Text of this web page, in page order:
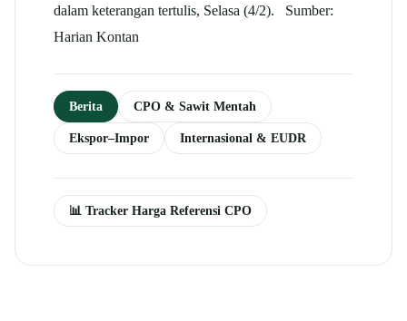
dalam keterangan tertulis, Selasa (4/2). Sumber:
Harian Kontan
Berita CPO & Sawit Mentah
Ekspor–Impor Internasional & EUDR
📊 Tracker Harga Referensi CPO